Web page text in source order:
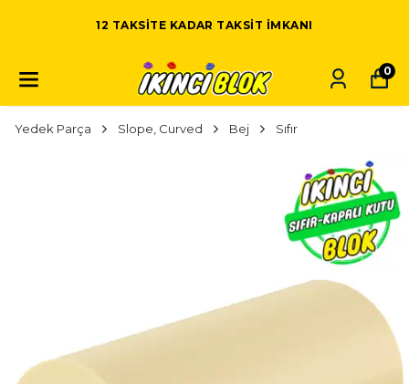
12 TAKSITE KADAR TAKSIT IMKANI
0
Yedek Parça Slope, Curved Bej Sıfır